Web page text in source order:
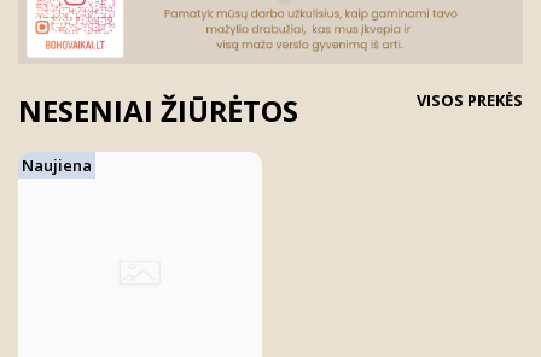
NESENIAI ŽIŪRĖTOS VISOS PREKĖS
Naujiena